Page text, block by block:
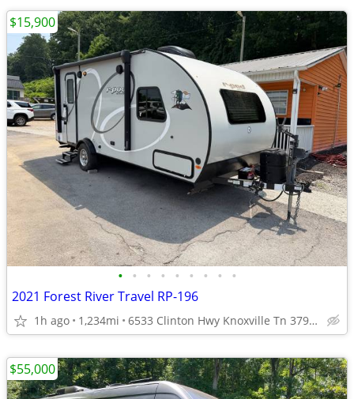
• • • • • • • • •
2021 Forest River Travel RP-196
1h ago 1,234mi 6533 Clinton Hwy Knoxville Tn 37912
$15,900
$55,000